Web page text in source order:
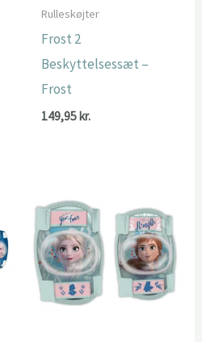
Rulleskøjter
Frost 2
Beskyttelsessæt –
Frost
149,95 kr.